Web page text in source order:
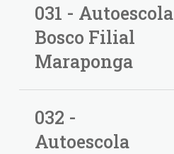
031 - Autoescola
Bosco Filial
Maraponga
032 -
Autoescola